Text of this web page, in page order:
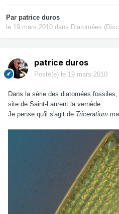
Par patrice duros
le 19 mars 2010 dans Diatomées
patrice duros
Posté(e) le 19 mars 2010
Dans la série des diatomées
site de Saint-Laurent la vernède.
Je pense qu'il s'agit de Triceratium